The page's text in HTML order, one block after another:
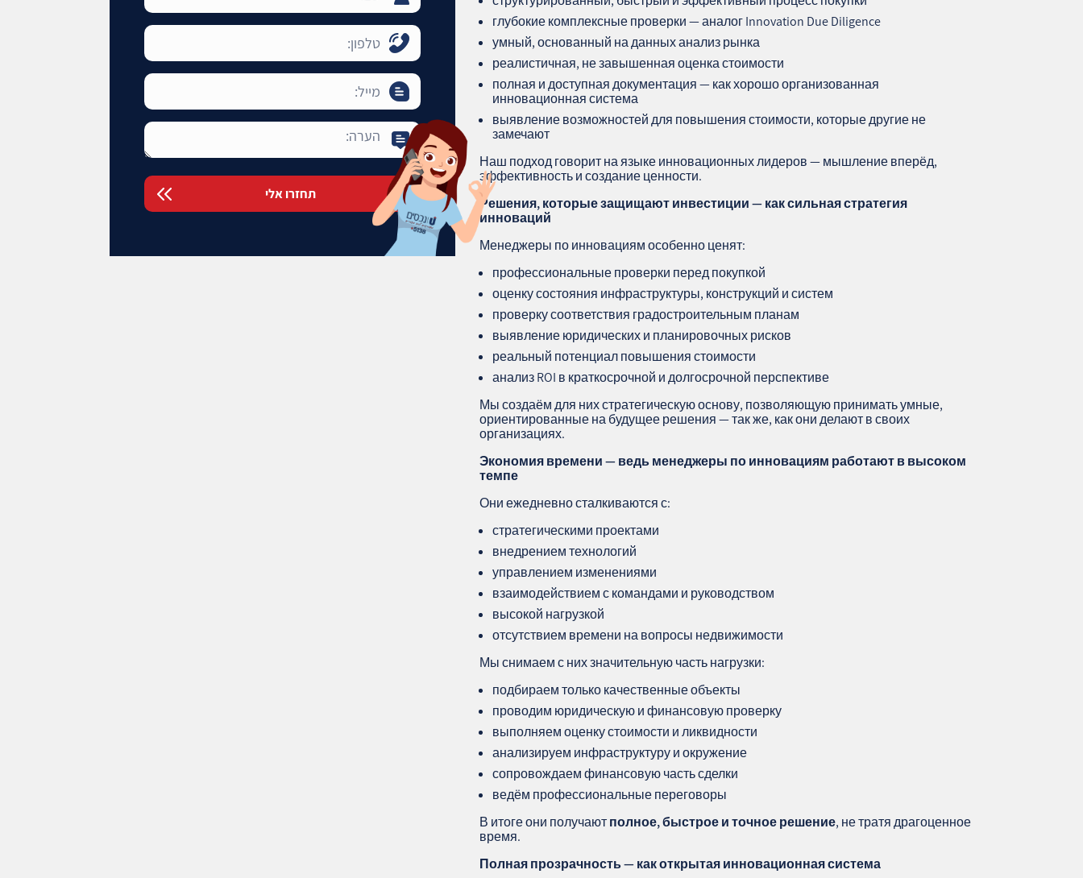
глубокие комплексные проверки — аналог Innovation Due Diligence
умный, основанный на данных анализ рынка
реалистичная, не завышенная оценка стоимости
полная и доступная документация — как хорошо организованная
инновационная система
выявление возможностей для повышения стоимости, которые другие не
замечают
Наш подход говорит на языке инновационных лидеров — мышление вперёд,
эффективность и создание ценности.
Решения, которые защищают инвестиции — как сильная стратегия
инноваций
Менеджеры по инновациям особенно ценят:
профессиональные проверки перед покупкой
оценку состояния инфраструктуры, конструкций и систем
проверку соответствия градостроительным планам
выявление юридических и планировочных рисков
реальный потенциал повышения стоимости
анализ ROI в краткосрочной и долгосрочной перспективе
Мы создаём для них стратегическую основу, позволяющую принимать умные,
ориентированные на будущее решения — так же, как они делают в своих
организациях.
Экономия времени — ведь менеджеры по инновациям работают в высоком
темпе
Они ежедневно сталкиваются с:
стратегическими проектами
внедрением технологий
управлением изменениями
взаимодействием с командами и руководством
высокой нагрузкой
отсутствием времени на вопросы недвижимости
Мы снимаем с них значительную часть нагрузки:
подбираем только качественные объекты
проводим юридическую и финансовую проверку
выполняем оценку стоимости и ликвидности
анализируем инфраструктуру и окружение
сопровождаем финансовую часть сделки
ведём профессиональные переговоры
В итоге они получаютполное, быстрое и точное решение, не тратя драгоценное
время.
Полная прозрачность — как открытая инновационная система